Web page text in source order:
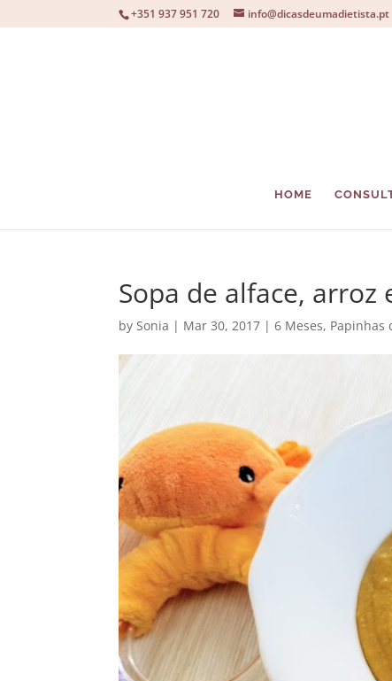
+351 937 951 720 info@dicasdeumadietista.pt
HOME
Sopa de alface, arroz
bySonia | Mar 30, 2017 |6 Meses, Papinhas